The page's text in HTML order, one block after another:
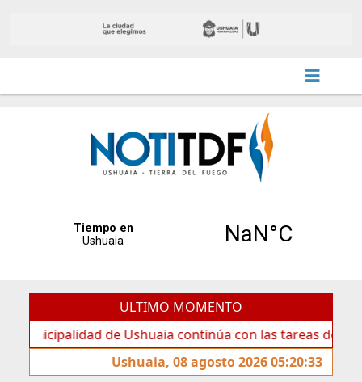
ULTIMO MOMENTO
de Ushuaia continúa con las tareas de
Ushuaia, 08 agosto 2026 05:20:33